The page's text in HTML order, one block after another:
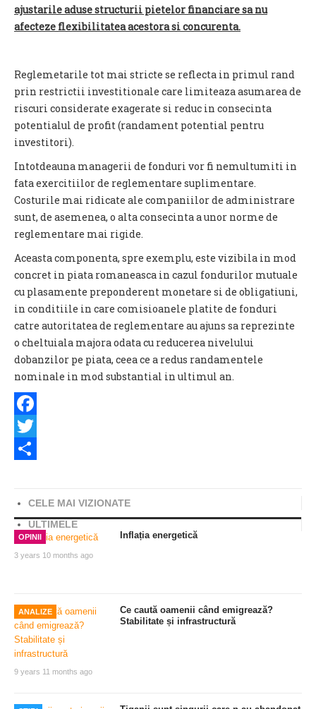
ajustarile aduse structurii pietelor financiare sa nu
afecteze flexibilitatea acestora si concurenta.
Reglemetarile tot mai stricte se reflecta in primul rand
prin restrictii investitionale care limiteaza asumarea de
riscuri considerate exagerate si reduc in consecinta
potentialul de profit (randament potential pentru
investitori).
Intotdeauna managerii de fonduri vor fi nemultumiti in
fata exercitiilor de reglementare suplimentare.
Costurile mai ridicate ale companiilor de administrare
sunt, de asemenea, o alta consecinta a unor norme de
reglementare mai rigide.
Aceasta componenta, spre exemplu, este vizibila in mod
concret in piata romaneasca in cazul fondurilor mutuale
cu plasamente preponderent monetare si de obligatiuni,
in conditiile in care comisioanele platite de fonduri
catre autoritatea de reglementare au ajuns sa reprezinte
o cheltuiala majora odata cu reducerea nivelului
dobanzilor pe piata, ceea ce a redus randamentele
nominale in mod substantial in ultimul an.
Facebook
Twitter
CELE MAI VIZIONATE
ULTIMELE
OPINII
3 years 10 months ago
Inflația energetică
ANALIZE
9 years 11 months ago
Ce caută oamenii când emigrează?
Stabilitate și infrastructură